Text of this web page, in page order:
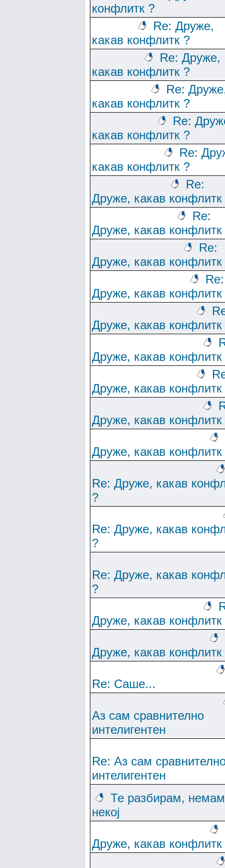
конфлитк ?
Re: Друже,
какав конфлитк ?
Re: Друже,
какав конфлитк ?
Re:
какав конфлитк ?
Re:
какав конфлитк ?
Re:
какав конфлитк ?
Re:
Друже, какав конфлитк
Re:
Друже, какав конфлитк
Re:
Друже, какав конфлитк
Re:
Друже, какав конфлитк
Друже, какав конфлитк
Друже, какав конфлитк
Друже, какав конфлитк
Друже, какав конфлитк
Друже, какав конфлитк
Re: Друже, какав
?
Re: Друже, какав
?
Re: Друже, какав
?
Друже, какав конфлитк
Друже, какав конфлитк
Re: Саше...
Аз сам сравнително
интелигентен
Re: Аз сам
интелигентен
Те разбирам, немам
некој
Друже, какав конфлитк